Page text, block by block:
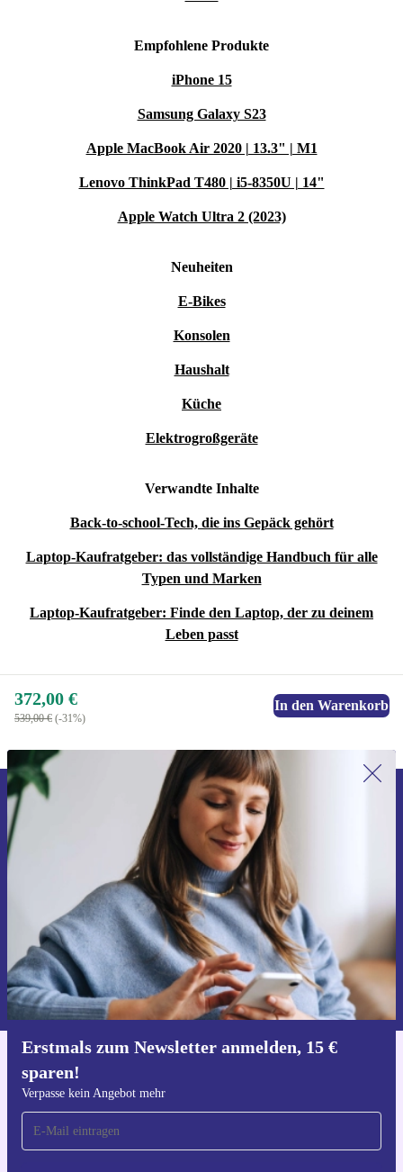
Empfohlene Produkte
iPhone 15
Samsung Galaxy S23
Apple MacBook Air 2020 | 13.3" | M1
Lenovo ThinkPad T480 | i5-8350U | 14"
Apple Watch Ultra 2 (2023)
Neuheiten
E-Bikes
Konsolen
Haushalt
Küche
Elektrogroßgeräte
Verwandte Inhalte
Back-to-school-Tech, die ins Gepäck gehört
Laptop-Kaufratgeber: das vollständige Handbuch für alle
Typen und Marken
Laptop-Kaufratgeber: Finde den Laptop, der zu deinem
Leben passt
372,00 €
539,00 € (-31%)
In den Warenkorb
Erstmals zum Newsletter anmelden, 15 €
sparen!
Verpasse kein Angebot mehr
Erstmals zum Newsletter anmelden,
15 € sparen!
Verpasse kein Angebot mehr.
Gutschein anfordern
Informationen über die Verwendung personenbezogener Daten findest
du in unsererDatenschutzerklärung.
Für iOS und Android